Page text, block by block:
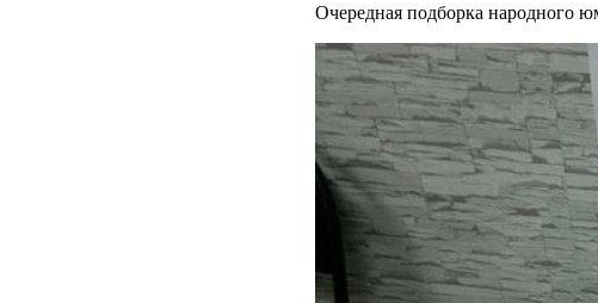
Очередная подборка народного